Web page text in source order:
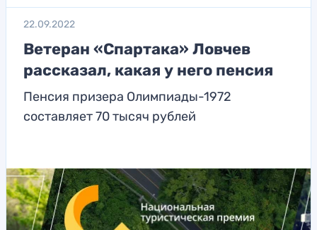
22.09.2022
Ветеран «Спартака» Ловчев
рассказал, какая у него пенсия
Пенсия призера Олимпиады-1972
составляет 70 тысяч рублей